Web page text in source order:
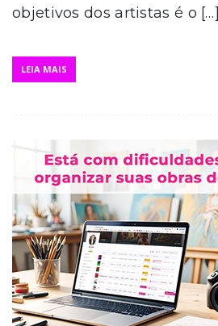
objetivos dos artistas é o […]
LEIA MAIS